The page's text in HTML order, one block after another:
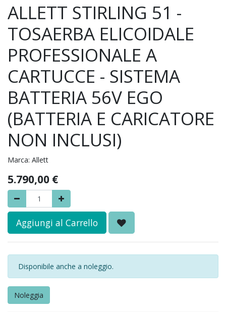
ALLETT STIRLING 51 -
TOSAERBA ELICOIDALE
PROFESSIONALE A
CARTUCCE - SISTEMA
BATTERIA 56V EGO
(BATTERIA E CARICATORE
NON INCLUSI)
Marca: Allett
5.790,00 €
Aggiungi al Carrello
Disponibile anche a noleggio.
Noleggia